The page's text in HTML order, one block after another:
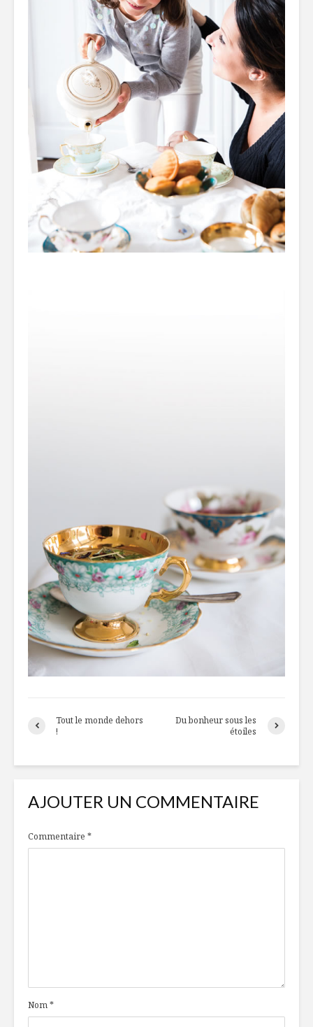
Tout le monde dehors
!
Du bonheur sous les
étoiles
AJOUTER UN COMMENTAIRE
Commentaire *
Nom*